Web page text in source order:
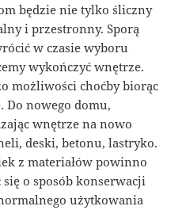
będzie nie tylko śliczny
i przestronny. Sporą
w czasie wyboru
wykończyć wnętrze.
możliwości choćby biorąc
Do nowego domu,
wnętrze na nowo
deski, betonu, lastryko.
z materiałów powinno
o sposób konserwacji
użytkowania